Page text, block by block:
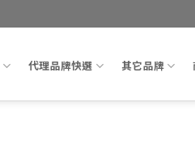
代理品牌快選 其它品牌